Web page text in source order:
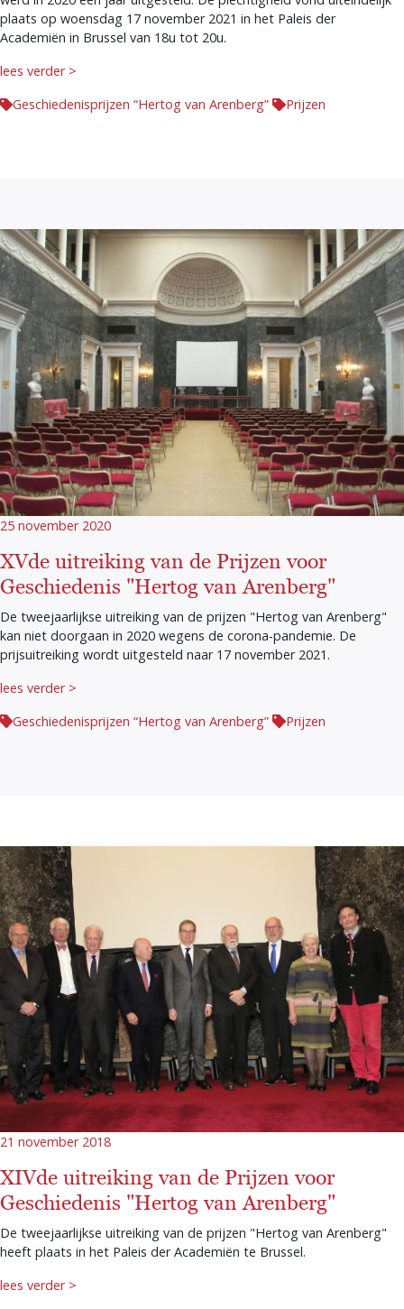
plaats op woensdag 17 november 2021 in het Paleis der
Academiën in Brussel van 18u tot 20u.
lees verder >
Geschiedenisprijzen “Hertog van Arenberg”
Prijzen
25 november 2020
XVde uitreiking van de Prijzen voor
Geschiedenis "Hertog van Arenberg"
De tweejaarlijkse uitreiking van de prijzen "Hertog van Arenberg"
kan niet doorgaan in 2020 wegens de corona-pandemie. De
prijsuitreiking wordt uitgesteld naar 17 november 2021.
lees verder >
Geschiedenisprijzen “Hertog van Arenberg”
Prijzen
21 november 2018
XIVde uitreiking van de Prijzen voor
Geschiedenis "Hertog van Arenberg"
De tweejaarlijkse uitreiking van de prijzen "Hertog van Arenberg"
heeft plaats in het Paleis der Academiën te Brussel.
lees verder >